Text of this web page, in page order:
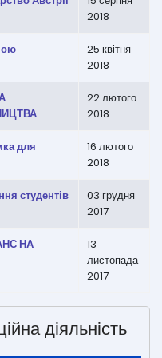
2018
25 квітня
2018
22 лютого
2018
для
16 лютого
2018
студентів
03 грудня
2017
НА
13
листопада
2017
діяльність